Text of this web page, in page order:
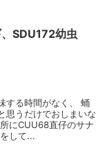
SDU172幼虫
する時間がなく、 蛹
思うだけでおしまいな
にCUU68直仔のサナ
して...